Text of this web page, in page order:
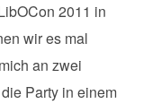
2011 in
wir es mal
an zwei
Party in einem